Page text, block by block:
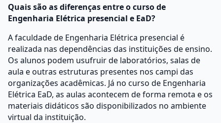
Quais são as diferenças entre o curso de
Engenharia Elétrica presencial e EaD?
A faculdade de Engenharia Elétrica presencial é
realizada nas dependências das instituições de ensino.
Os alunos podem usufruir de laboratórios, salas de
aula e outras estruturas presentes nos campi das
organizações acadêmicas. Já no curso de Engenharia
Elétrica EaD, as aulas acontecem de forma remota e os
materiais didáticos são disponibilizados no ambiente
virtual da instituição.